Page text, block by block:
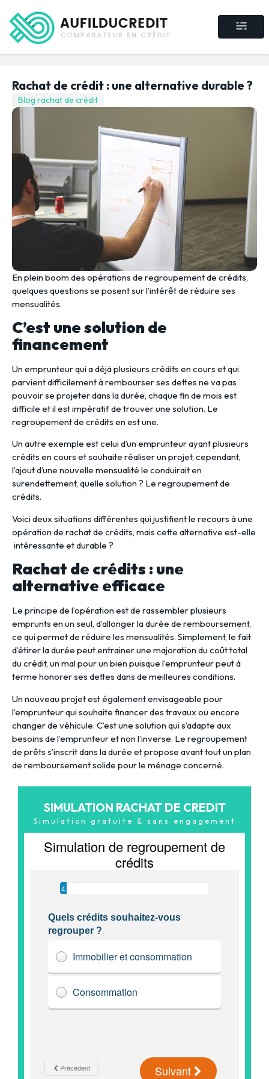
Rachat de crédit : une alternative durable ?
Blog rachat de crédit
En plein boom des opérations de regroupement de crédits,
quelques questions se posent sur l’intérêt de réduire ses
mensualités.
C’est une solution de
financement
Un emprunteur qui a déjà plusieurs crédits en cours et qui
parvient difficilement à rembourser ses dettes ne va pas
pouvoir se projeter dans la durée, chaque fin de mois est
difficile et il est impératif de trouver une solution. Le
regroupement de crédits en est une.
Un autre exemple est celui d’un emprunteur ayant plusieurs
crédits en cours et souhaite réaliser un projet, cependant,
l’ajout d’une nouvelle mensualité le conduirait en
surendettement, quelle solution ? Le regroupement de
crédits.
Voici deux situations différentes qui justifient le recours à une
opération de rachat de crédits, mais cette alternative est-elle
intéressante et durable ?
Rachat de crédits : une
alternative efficace
Le principe de l’opération est de rassembler plusieurs
emprunts en un seul, d’allonger la durée de remboursement,
ce qui permet de réduire les mensualités. Simplement, le fait
d’étirer la durée peut entrainer une majoration du coût total
du crédit, un mal pour un bien puisque l’emprunteur peut à
terme honorer ses dettes dans de meilleures conditions.
Un nouveau projet est également envisageable pour
l’emprunteur qui souhaite financer des travaux ou encore
changer de véhicule. C’est une solution qui s’adapte aux
besoins de l’emprunteur et non l’inverse. Le regroupement
de prêts s’inscrit dans la durée et propose avant tout un plan
de remboursement solide pour le ménage concerné.
SIMULATION RACHAT DE CREDIT
Simulation gratuite & sans engagement